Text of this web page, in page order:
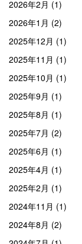
2026年2月 (1)
2026年1月 (2)
2025年12月 (1)
2025年11月 (1)
2025年10月 (1)
2025年9月 (1)
2025年8月 (1)
2025年7月 (2)
2025年6月 (1)
2025年4月 (1)
2025年2月 (1)
2024年11月 (1)
2024年8月 (2)